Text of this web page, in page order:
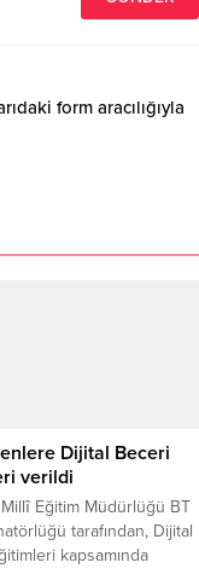
form aracılığıyla
Dijital Beceri
verildi
Eğitim Müdürlüğü BT
tarafından, Dijital
kapsamında